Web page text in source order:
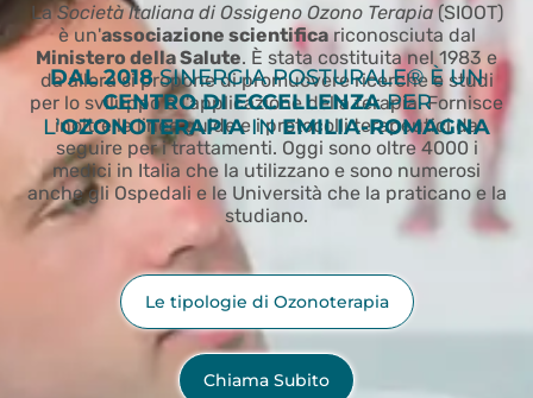
DAL 2018SINERGIA POSTURALE® È UN
CENTRO DI ECCELLENZAPER
L'OZONOTERAPIAINEMILIA-ROMAGNA
LaSocietà Italiana di Ossigeno Ozono Terapia(SIOOT)
è un'associazione scientificariconosciuta dal
Ministero della Salute. È stata costituita nel 1983 e
da allora si propone di promuovere ricerche e studi
per lo sviluppo e l'applicazione della terapia. Fornisce
inoltre le linee guide e i protocolli terapeutici da
seguire per i trattamenti. Oggi sono oltre 4000 i
medici in Italia che la utilizzano e sono numerosi
anche gli Ospedali e le Università che la praticano e la
studiano.
Le tipologie di Ozonoterapia
Chiama Subito